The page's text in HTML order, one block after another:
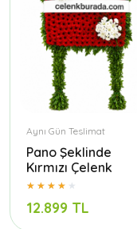
Aynı Gün Teslimat
Pano Şeklinde
Kırmızı Çelenk
12.899 TL